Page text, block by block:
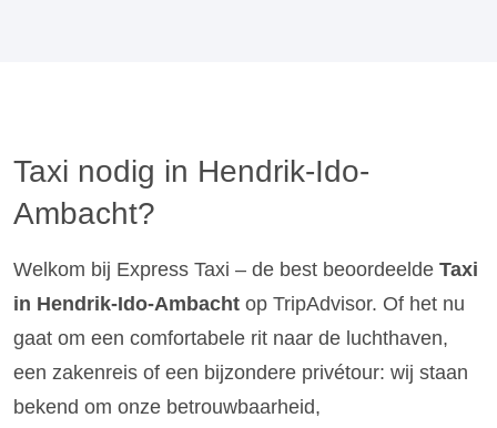
Taxi nodig in Hendrik-Ido-
Ambacht?
Welkom bij Express Taxi – de best beoordeelde Taxi
in Hendrik-Ido-Ambacht op TripAdvisor. Of het nu
gaat om een comfortabele rit naar de luchthaven,
een zakenreis of een bijzondere privétour: wij staan
bekend om onze betrouwbaarheid,